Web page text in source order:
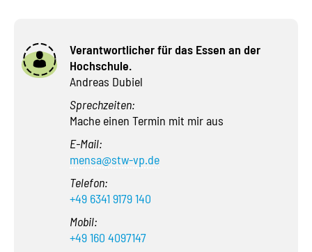
Verantwortlicher für das Essen an der
Hochschule.
Andreas Dubiel
Sprechzeiten:
Mache einen Termin mit mir aus
E-Mail:
mensa@stw-vp.de
Telefon:
+49 6341 9179 140
Mobil:
+49 160 4097147